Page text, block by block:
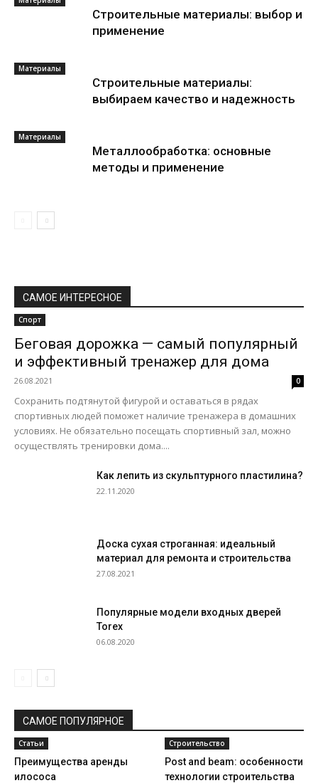
Строительные материалы: выбор и
применение
Материалы
Строительные материалы:
выбираем качество и надежность
Материалы
Металлообработка: основные
методы и применение
САМОЕ ИНТЕРЕСНОЕ
Спорт
Беговая дорожка — самый популярный
и эффективный тренажер для дома
26.08.2021 0
Сохранить подтянутой фигурой и оставаться в рядах
спортивных людей поможет наличие тренажера в домашних
условиях. Не обязательно посещать спортивный зал, можно
осуществлять тренировки дома....
Как лепить из скульптурного пластилина?
22.11.2020
Доска сухая строганная: идеальный
материал для ремонта и строительства
27.08.2021
Популярные модели входных дверей
Torex
06.08.2020
САМОЕ ПОПУЛЯРНОЕ
Статьи
Преимущества аренды
илососа
Строительство
Post and beam: особенности
технологии строительства